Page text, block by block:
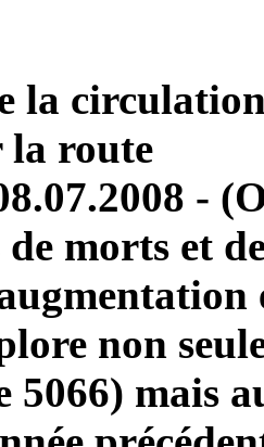
la
la route
-
morts et
non
5066) mais